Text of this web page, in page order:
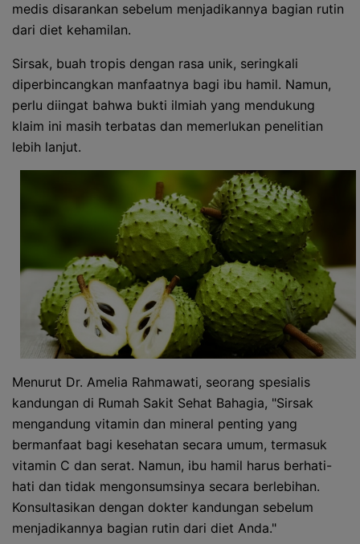
medis disarankan sebelum menjadikannya bagian rutin
dari diet kehamilan.
Sirsak, buah tropis dengan rasa unik, seringkali
diperbincangkan manfaatnya bagi ibu hamil. Namun,
perlu diingat bahwa bukti ilmiah yang mendukung
klaim ini masih terbatas dan memerlukan penelitian
lebih lanjut.
Menurut Dr. Amelia Rahmawati, seorang spesialis
kandungan di Rumah Sakit Sehat Bahagia, "Sirsak
mengandung vitamin dan mineral penting yang
bermanfaat bagi kesehatan secara umum, termasuk
vitamin C dan serat. Namun, ibu hamil harus berhati-
hati dan tidak mengonsumsinya secara berlebihan.
Konsultasikan dengan dokter kandungan sebelum
menjadikannya bagian rutin dari diet Anda."